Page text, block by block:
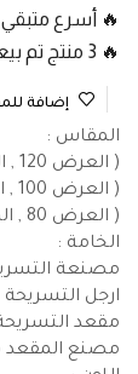
🔥 أسرع متبقي 7 بالمخزون
🔥 3 منتج تم بيعه آخر 24 ساعة
إضافة
المقاس :
( العرض 120 , الطول 75 )
( العرض 100 , الطول 75)
( العرض 80 , الطول 75 )
الخامة :
مصنعة
ارجل
مقعد
مصنع المقعد